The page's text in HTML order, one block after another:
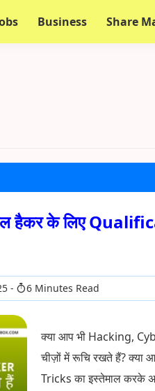
Business Share
हैकर के लिए
6 Minutes Read
क्या आप भी Hacking,
चीज़ों में रूचि रखते हैं? क्या
Tricks का इस्तेमाल करके